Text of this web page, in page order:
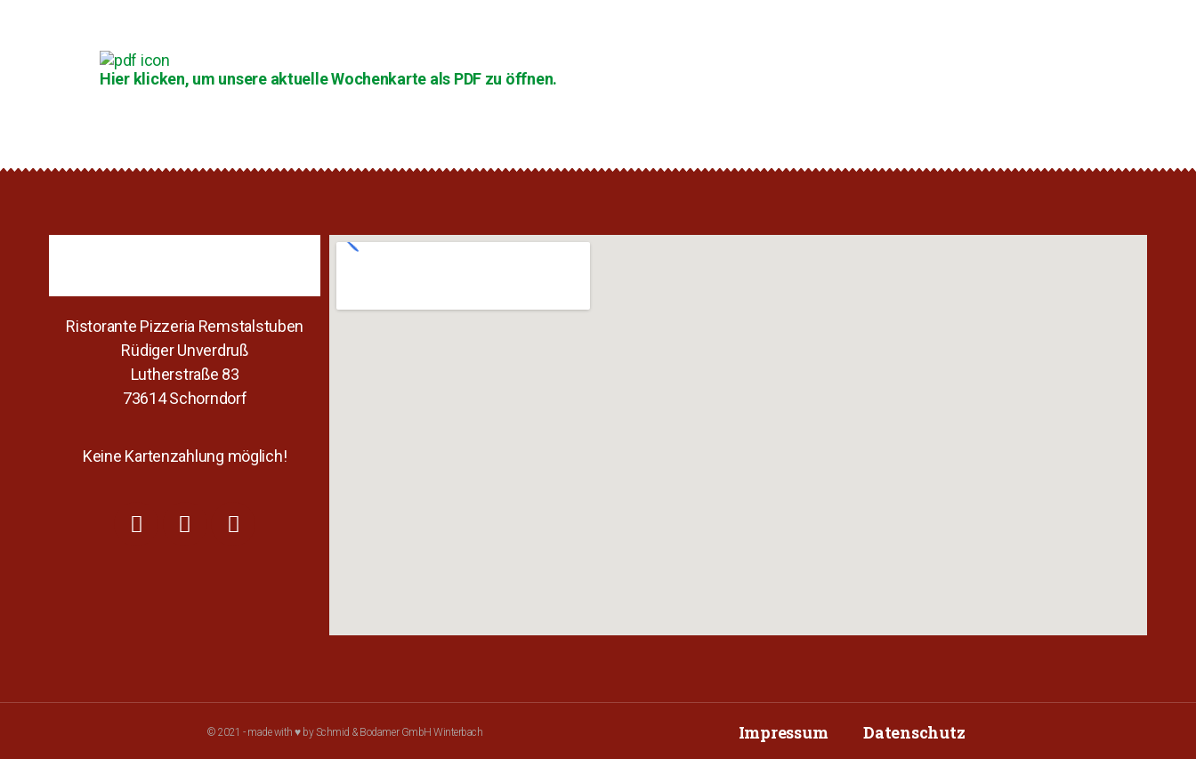
Hier klicken, um unsere aktuelle Wochenkarte als PDF zu öffnen.
Ristorante Pizzeria Remstalstuben
Rüdiger Unverdruß
Lutherstraße 83
73614 Schorndorf
Keine Kartenzahlung möglich!
© 2021 - made with ♥ by Schmid & Bodamer GmbH Winterbach Impressum Datenschutz